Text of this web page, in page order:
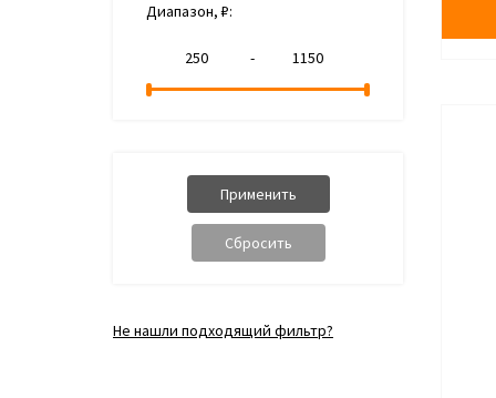
Диапазон, ₽:
-
Не нашли подходящий фильтр?